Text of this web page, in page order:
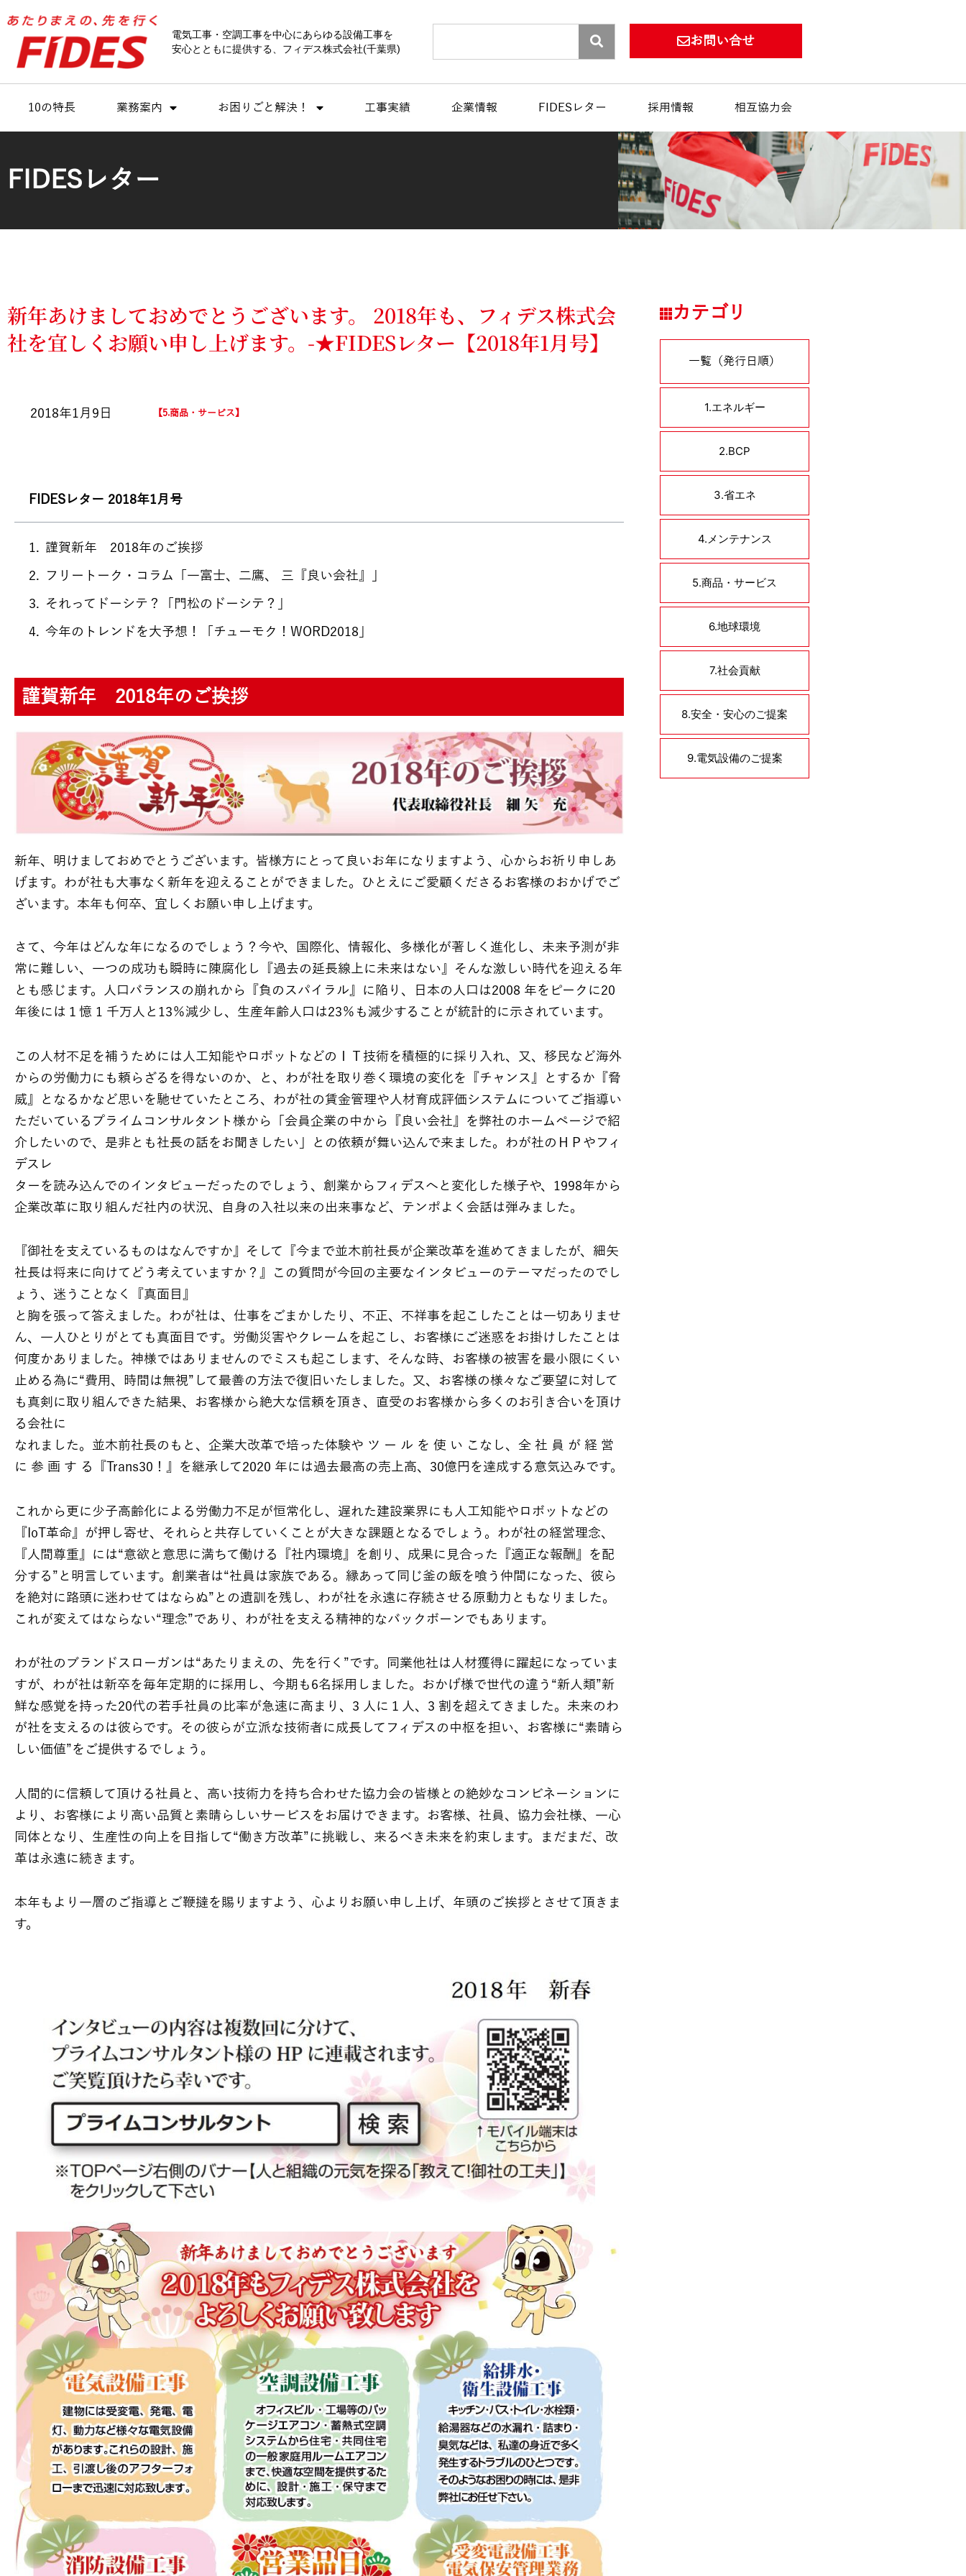
容
電気工事・空調工事を中心にあらゆる設備工事を
安心とともに提供する、フィデス株式会社(千葉県)
お問い合せ
10の特長 業務案内 お困りごと解決！ 工事実績 企業情報 FIDESレター 採用情報 相互協力会
FIDESレター
新年あけましておめでとうございます。 2018年も、フィデス株式会
社を宜しくお願い申し上げます。-★FIDESレター【2018年1月号】
2018年1月9日 5.商品・サービス
FIDESレター 2018年1月号
謹賀新年 2018年のご挨拶
フリートーク・コラム「一富士、二鷹、 三『良い会社』」
それってドーシテ？「門松のドーシテ？」
今年のトレンドを大予想！「チューモク！WORD2018」
謹賀新年 2018年のご挨拶
新年、明けましておめでとうございます。皆様方にとって良いお年になりますよう、心からお祈り申しあ
げます。わが社も大事なく新年を迎えることができました。ひとえにご愛顧くださるお客様のおかげでご
ざいます。本年も何卒、宜しくお願い申し上げます。
さて、今年はどんな年になるのでしょう？今や、国際化、情報化、多様化が著しく進化し、未来予測が非
常に難しい、一つの成功も瞬時に陳腐化し『過去の延長線上に未来はない』そんな激しい時代を迎える年
とも感じます。人口バランスの崩れから『負のスパイラル』に陥り、日本の人口は2008 年をピークに20
年後には１憶 1 千万人と13％減少し、生産年齢人口は23％も減少することが統計的に示されています。
この人材不足を補うためには人工知能やロボットなどのＩＴ技術を積極的に採り入れ、又、移民など海外
からの労働力にも頼らざるを得ないのか、と、わが社を取り巻く環境の変化を『チャンス』とするか『脅
威』となるかなど思いを馳せていたところ、わが社の賃金管理や人材育成評価システムについてご指導い
ただいているプライムコンサルタント様から「会員企業の中から『良い会社』を弊社のホームページで紹
介したいので、是非とも社長の話をお聞きしたい」との依頼が舞い込んで来ました。わが社のＨＰやフィ
デスレ
ターを読み込んでのインタビューだったのでしょう、創業からフィデスへと変化した様子や、1998年から
企業改革に取り組んだ社内の状況、自身の入社以来の出来事など、テンポよく会話は弾みました。
『御社を支えているものはなんですか』そして『今まで並木前社長が企業改革を進めてきましたが、細矢
社長は将来に向けてどう考えていますか？』この質問が今回の主要なインタビューのテーマだったのでし
ょう、迷うことなく『真面目』
と胸を張って答えました。わが社は、仕事をごまかしたり、不正、不祥事を起こしたことは一切ありませ
ん、一人ひとりがとても真面目です。労働災害やクレームを起こし、お客様にご迷惑をお掛けしたことは
何度かありました。神様ではありませんのでミスも起こします、そんな時、お客様の被害を最小限にくい
止める為に“費用、時間は無視”して最善の方法で復旧いたしました。又、お客様の様々なご要望に対して
も真剣に取り組んできた結果、お客様から絶大な信頼を頂き、直受のお客様から多くのお引き合いを頂け
る会社に
なれました。並木前社長のもと、企業大改革で培った体験や ツ ー ル を 使 い こなし、全 社 員 が 経 営
に 参 画 す る『Trans30！』を継承して2020 年には過去最高の売上高、30億円を達成する意気込みです。
これから更に少子高齢化による労働力不足が恒常化し、遅れた建設業界にも人工知能やロボットなどの
『IoT革命』が押し寄せ、それらと共存していくことが大きな課題となるでしょう。わが社の経営理念、
『人間尊重』には“意欲と意思に満ちて働ける『社内環境』を創り、成果に見合った『適正な報酬』を配
分する”と明言しています。創業者は“社員は家族である。縁あって同じ釜の飯を喰う仲間になった、彼ら
を絶対に路頭に迷わせてはならぬ”との遺訓を残し、わが社を永遠に存続させる原動力ともなりました。
これが変えてはならない“理念”であり、わが社を支える精神的なバックボーンでもあります。
わが社のブランドスローガンは“あたりまえの、先を行く”です。同業他社は人材獲得に躍起になっていま
すが、わが社は新卒を毎年定期的に採用し、今期も6名採用しました。おかげ様で世代の違う“新人類”新
鮮な感覚を持った20代の若手社員の比率が急速に高まり、3 人に１人、3 割を超えてきました。未来のわ
が社を支えるのは彼らです。その彼らが立派な技術者に成長してフィデスの中枢を担い、お客様に“素晴ら
しい価値”をご提供するでしょう。
人間的に信頼して頂ける社員と、高い技術力を持ち合わせた協力会の皆様との絶妙なコンビネーションに
より、お客様により高い品質と素晴らしいサービスをお届けできます。お客様、社員、協力会社様、一心
同体となり、生産性の向上を目指して“働き方改革”に挑戦し、来るべき未来を約束します。まだまだ、改
革は永遠に続きます。
本年もより一層のご指導とご鞭撻を賜りますよう、心よりお願い申し上げ、年頭のご挨拶とさせて頂きま
す。
カテゴリ
一覧（発行日順）
1.エネルギー
2.BCP
3.省エネ
4.メンテナンス
5.商品・サービス
6.地球環境
7.社会貢献
8.安全・安心のご提案
9.電気設備のご提案